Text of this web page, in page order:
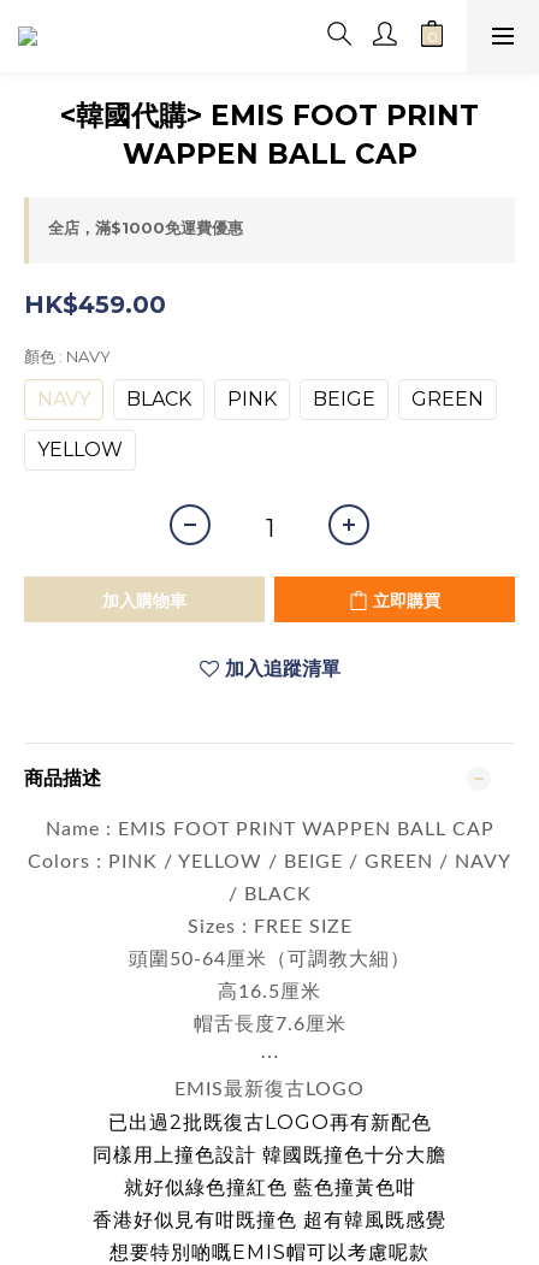
<韓國代購> EMIS FOOT PRINT
WAPPEN BALL CAP
全店，滿$1000免運費優惠
HK$459.00
顏色 : NAVY
NAVY BLACK PINK BEIGE GREEN
YELLOW
加入購物車 立即購買
加入追蹤清單
商品描述
Name : EMIS FOOT PRINT WAPPEN BALL CAP
Colors : PINK / YELLOW / BEIGE / GREEN / NAVY
/ BLACK
Sizes : FREE SIZE
頭圍50-64厘米（可調教大細）
高16.5厘米
帽舌長度7.6厘米
⋯
EMIS最新復古LOGO
已出過2批既復古LOGO再有新配色
同樣用上撞色設計 韓國既撞色十分大膽
就好似綠色撞紅色 藍色撞黃色咁
香港好似見有咁既撞色 超有韓風既感覺
想要特別啲嘅EMIS帽可以考慮呢款